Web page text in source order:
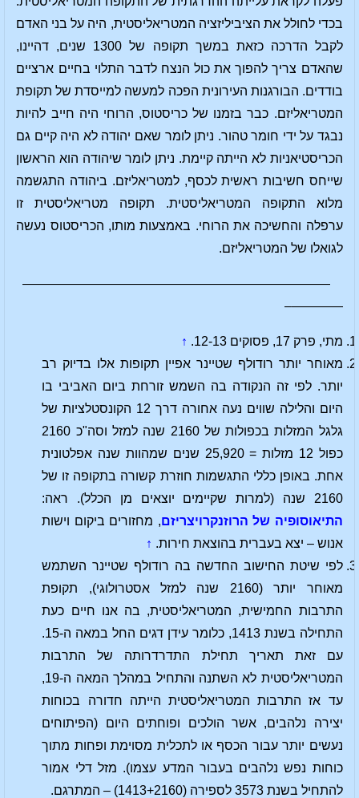
בכדי לחולל את הציביליזציה המטריאליסטית, היה על בני האדם
לקבל הדרכה כזאת במשך תקופה של 1300 שנים, דהיינו,
שהאדם צריך להפוך את כול הנצח לדבר התלוי בחיים ארציים
בודדים. הבורגנות העירונית הפכה למעשה למייסדת של תקופת
המטריאליזם. כבר בזמנו של כריסטוס, הרוחי היה חייב להיות
נבגד על ידי חומר טהור. ניתן לומר שאם יהודה לא היה קיים גם
הכריסטיאניות לא הייתה קיימת. ניתן לומר שיהודה הוא הראשון
שייחס חשיבות ראשית לכסף, למטריאליזם. ביהודה התגשמה
מלוא התקופה המטריאליסטית. תקופה מטריאליסטית זו
ערפלה והחשיכה את הרוחי. באמצעות מותו, הכריסטוס נעשה
לגואלו של המטריאליזם.
————————————————————————
————–
מתי, פרק 17, פסוקים 12-13.
↑
מאוחר יותר רודולף שטיינר אפיין תקופות אלו בדיוק רב
יותר. לפי זה הנקודה בה השמש זורחת ביום האביבי בו
היום והלילה שווים נעה אחורה דרך 12 הקונסטלציות של
גלגל המזלות בכפולות של 2160 שנה למזל וסה"כ 2160
כפול 12 מזלות = 25,920 שנים שמהוות שנה אפלטונית
אחת. באופן כללי התגשמות חוזרת קשורה בתקופה זו של
2160 שנה (למרות שקיימים יוצאים מן הכלל). ראה:
התיאוסופיה של הרוזנקרויצריזם, מחזורים ביקום וישות
אנוש – יצא בעברית בהוצאת חירות. ↑
לפי שיטת החישוב החדשה בה רודולף שטיינר השתמש
מאוחר יותר (2160 שנה למזל אסטרולוגי), תקופת
התרבות החמישית, המטריאליסטית, בה אנו חיים כעת
התחילה בשנת 1413, כלומר עידן דגים החל במאה ה-15.
עם זאת תאריך תחילת התדרדרותה של התרבות
המטריאליסטית לא השתנה והתחיל במהלך המאה ה-19,
עד אז התרבות המטריאליסטית הייתה חדורה בכוחות
יצירה נלהבים, אשר הולכים ופוחתים היום (הפיתוחים
נעשים יותר עבור הכסף או לתכלית מסוימת ופחות מתוך
כוחות נפש נלהבים בעבור המדע עצמו). מזל דלי אמור
להתחיל בשנת 3573 לספירה (1413+2160) – המתרגם.